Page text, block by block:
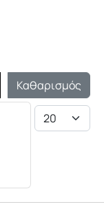
Καθαρισμός
Εμφάνιση #